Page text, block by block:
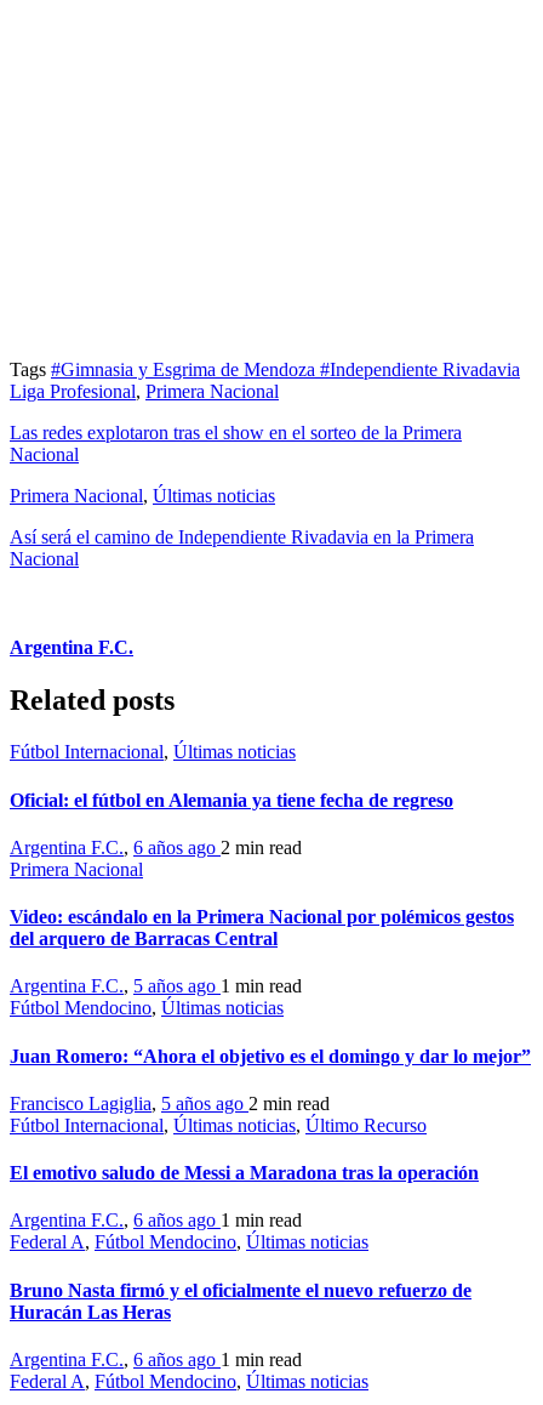
Tags #Gimnasia y Esgrima de Mendoza #Independiente Rivadavia
Liga Profesional, Primera Nacional
Las redes explotaron tras el show en el sorteo de la Primera
Nacional
Primera Nacional, Últimas noticias
Así será el camino de Independiente Rivadavia en la Primera
Nacional
Argentina F.C.
Related posts
Fútbol Internacional, Últimas noticias
Oficial: el fútbol en Alemania ya tiene fecha de regreso
Argentina F.C., 6 años ago 2 min read
Primera Nacional
Video: escándalo en la Primera Nacional por polémicos gestos
del arquero de Barracas Central
Argentina F.C., 5 años ago 1 min read
Fútbol Mendocino, Últimas noticias
Juan Romero: “Ahora el objetivo es el domingo y dar lo mejor”
Francisco Lagiglia, 5 años ago 2 min read
Fútbol Internacional, Últimas noticias, Último Recurso
El emotivo saludo de Messi a Maradona tras la operación
Argentina F.C., 6 años ago 1 min read
Federal A, Fútbol Mendocino, Últimas noticias
Bruno Nasta firmó y el oficialmente el nuevo refuerzo de
Huracán Las Heras
Argentina F.C., 6 años ago 1 min read
Federal A, Fútbol Mendocino, Últimas noticias